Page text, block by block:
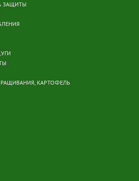
ЗАЩИТЫ
КАРТОФЕЛЬ